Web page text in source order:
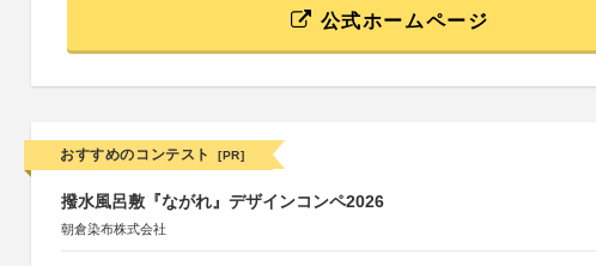
公式ホームページ
おすすめのコンテスト [PR]
撥水風呂敷『ながれ』デザインコンペ2026
朝倉染布株式会社